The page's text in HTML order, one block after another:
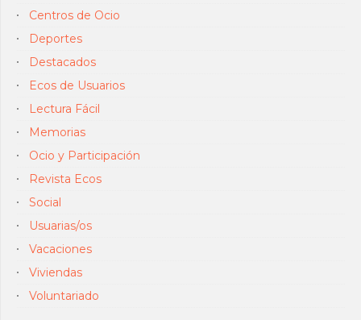
Centros de Ocio
Deportes
Destacados
Ecos de Usuarios
Lectura Fácil
Memorias
Ocio y Participación
Revista Ecos
Social
Usuarias/os
Vacaciones
Viviendas
Voluntariado